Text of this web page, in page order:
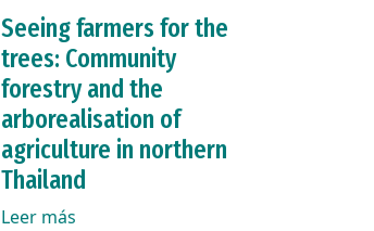
Seeing farmers for the
trees: Community
forestry and the
arborealisation of
agriculture in northern
Thailand
Leer más